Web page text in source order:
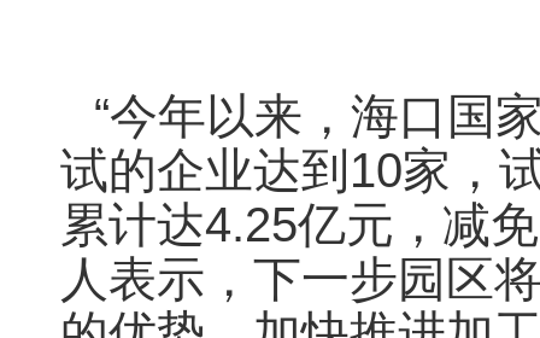
“今年以来，海口国
试的企业达到10家，
累计达4.25亿元，减
人表示，下一步园区